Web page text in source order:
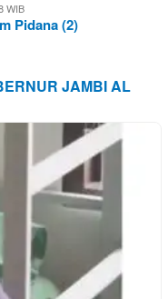
WIB
Pidana (2)
JAMBI AL